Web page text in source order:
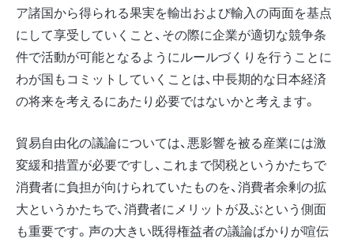
ア諸国から得られる果実を輸出および輸入の両面を基点
にして享受していくこと、その際に企業が適切な競争条
件で活動が可能となるようにルールづくりを行うことに
わが国もコミットしていくことは、中長期的な日本経済
の将来を考えるにあたり必要ではないかと考えます。
貿易自由化の議論については、悪影響を被る産業には激
変緩和措置が必要ですし、これまで関税というかたちで
消費者に負担が向けられていたものを、消費者余剰の拡
大というかたちで、消費者にメリットが及ぶという側面
も重要です。声の大きい既得権益者の議論ばかりが喧伝